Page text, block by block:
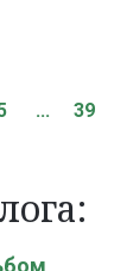
... 39